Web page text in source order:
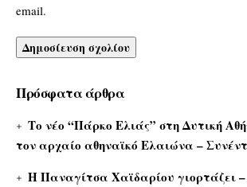
email.
Πρόσφατα άρθρα
Το νέο “Πάρκο Ελιάς” στη Δυτική
τον αρχαίο αθηναϊκό Ελαιώνα –
Η Παναγίτσα Χαϊδαρίου γιορτάζει